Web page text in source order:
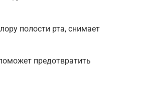
полости рта, снимает
предотвратить